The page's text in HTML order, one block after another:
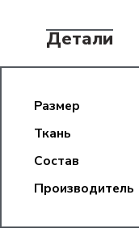
Детали
Размер
Ткань
Состав
Производитель